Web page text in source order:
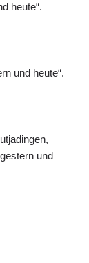
heute“.
und heute“.
und